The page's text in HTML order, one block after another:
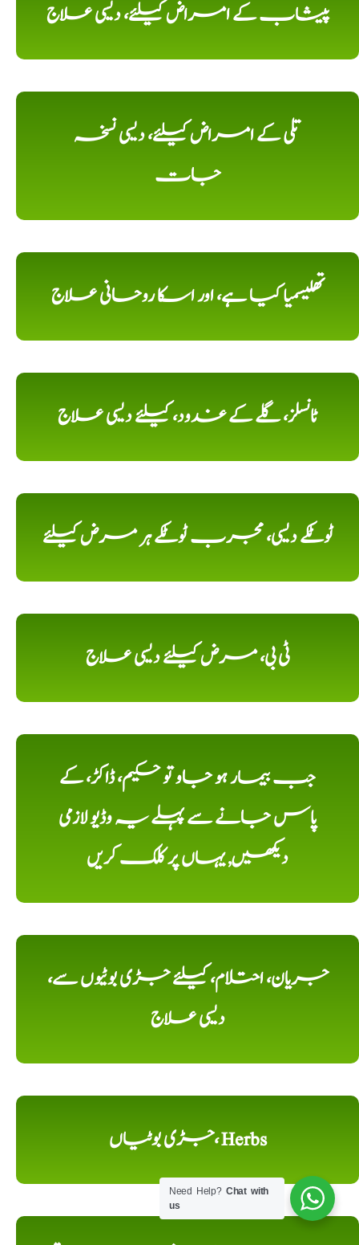
پیشاب کے امراض کیلئے، دیسی علاج
تلی کے امراض کیلئے، دیسی نسخہ
جات
تھلیسمیا کیا ہے، اور اسکا روحانی علاج
ٹانسلز، گلے کے غدود، کیلئے دیسی علاج
ٹوٹکے دیسی، مجرب ٹوٹکے ہر مرض کیلئے
ٹی بی، مرض کیلئے دیسی علاج
جب بیمار ہو جاو تو حکیم، ڈاکڑ، کے
پاس جانے سے پہلے یہ وڈیو لازمی
دیکھیں, یہاں پر کلک کریں
جریان، احتلام، کیلئے جڑی بوٹیوں سے،
دیسی علاج
جڑی بوٹیاں، Herbs
Need Help?Chat with
us